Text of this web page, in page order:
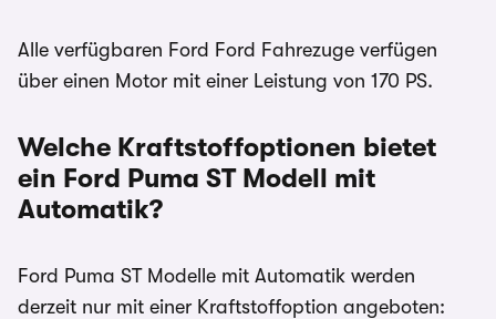
Alle verfügbaren Ford Ford Fahrezuge verfügen
über einen Motor mit einer Leistung von 170 PS.
Welche Kraftstoffoptionen bietet
ein Ford Puma ST Modell mit
Automatik?
Ford Puma ST Modelle mit Automatik werden
derzeit nur mit einer Kraftstoffoption angeboten: